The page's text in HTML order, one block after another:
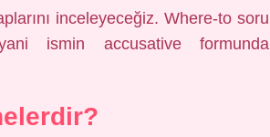
inceleyeceğiz. Where-to soru
ismin accusative formunda